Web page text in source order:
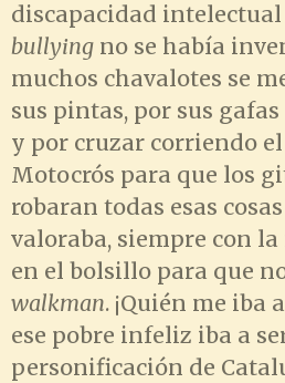
discapacidad
bullying no se había
muchos chavalotes se
sus pintas, por sus
y por cruzar corriendo
Motocrós para que los
robaran todas esas
valoraba, siempre con
en el bolsillo para que
walkman. ¡Quién me iba
ese pobre infeliz iba a
personificación de